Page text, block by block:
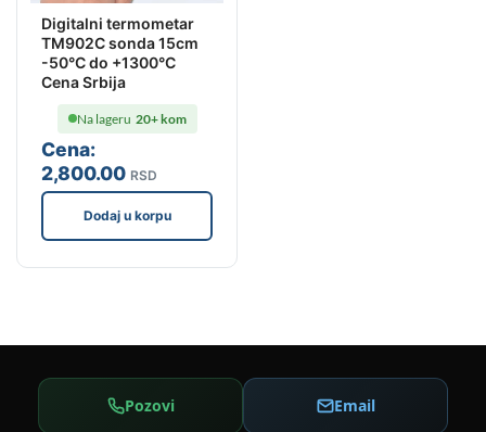
Digitalni termometar
TM902C sonda 15cm
-50°C do +1300°C
Cena Srbija
Cena:
2,800.00 RSD
Na lageru 20+ kom
Dodaj u korpu
Pozovi Email